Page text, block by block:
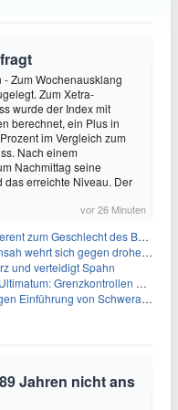
- Zum Wochenausklang
Zum Xetra-
wurde der Index mit
berechnet, ein Plus in
im Vergleich zum
Nach einem
Nachmittag seine
erreichte Niveau. Der
vor 26 Minuten
Geschlecht des Bundespräsidenten
sich gegen drohende Sperre
und verteidigt Spahn
Grenzkontrollen beenden
von Schwerarbeiter-Rente
Jahren nicht ans